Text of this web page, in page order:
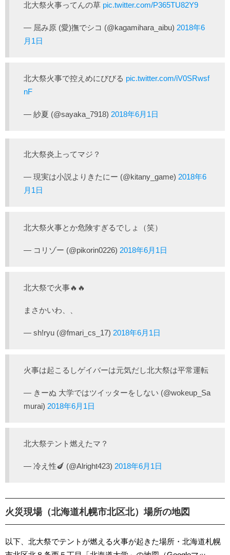
北大祭火事ってんの草 pic.twitter.com/P365TU82Y9
— 屈み原 (愛)撫でシコ (@kagamihara_aibu) 2018年6
月1日
北大祭火事で控えめにびびる pic.twitter.com/iV0SRwsf
nF
— 紗夏 (@sayaka_7918) 2018年6月1日
北大祭炎上ってマジ？
— 現実は小説よりきたにー (@kitany_game) 2018年6
月1日
北大祭火事とか危険すぎるでしょ（笑）
— コリゾー (@pikorin0226) 2018年6月1日
北大祭で火事🔥🔥
まさかいわ、、
— sh!ryu (@fmari_cs_17) 2018年6月1日
火事は起こるしゲイバーは元気だし北大祭は平常運転
— きーぬ 大学ではツイッターをしない (@wokeup_Sa
murai) 2018年6月1日
北大祭テント燃えたマ？
— 冷え性🍆 (@Alright423) 2018年6月1日
火災現場（北海道札幌市北区北）場所の地図
以下、北大祭でテントが燃える火事が起きた場所・北海道札幌